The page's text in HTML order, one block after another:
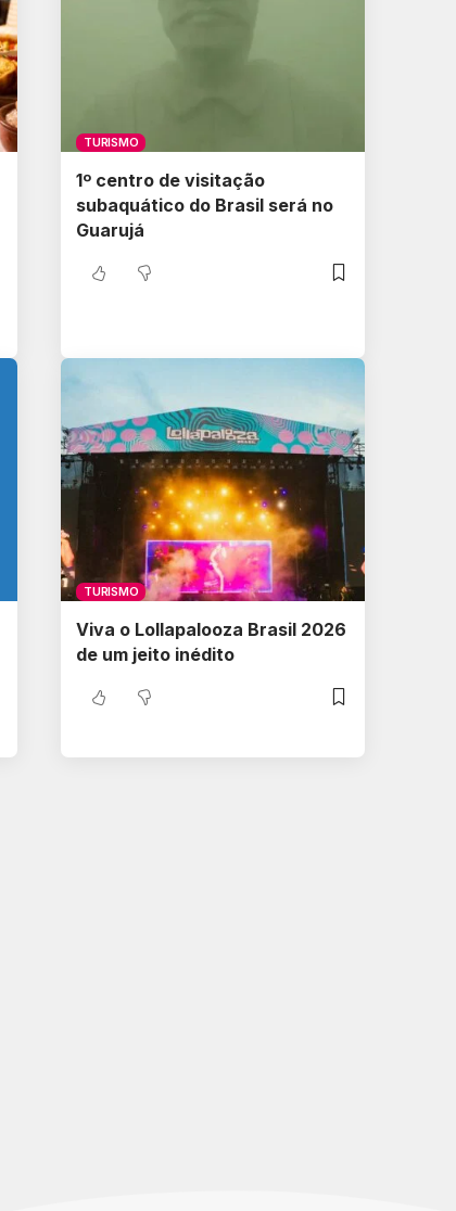
TURISMO
1º centro de visitação
subaquático do Brasil será no
Guarujá
TURISMO
Viva o Lollapalooza Brasil 2026
de um jeito inédito